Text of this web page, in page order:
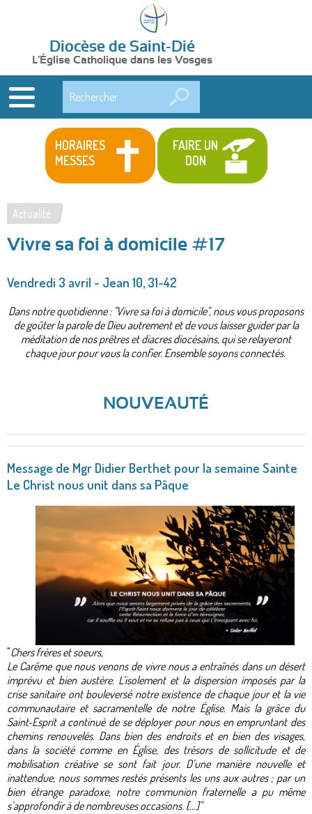
Diocèse de Saint-Dié
L'Église Catholique dans les Vosges
HORAIRES
MESSES
FAIRE UN
DON
Vous
êtes
ici
Actualité
Vivre sa foi à domicile #17
Vendredi 3 avril - Jean 10, 31-42
Dans notre quotidienne : "Vivre sa foi à domicile", nous vous proposons
de goûter la parole de Dieu autrement et de vous laisser guider par la
méditation de nos prêtres et diacres diocésains, qui se relayeront
chaque jour pour vous la confier. Ensemble soyons connectés.
NOUVEAUTÉ
Message de Mgr Didier Berthet pour la semaine Sainte
Le Christ nous unit dans sa Pâque
"Chers frères et soeurs,
Le Carême que nous venons de vivre nous a entraînés dans un désert
imprévu et bien austère. L’isolement et la dispersion imposés par la
crise sanitaire ont bouleversé notre existence de chaque jour et la vie
communautaire et sacramentelle de notre Église. Mais la grâce du
Saint-Esprit a continué de se déployer pour nous en empruntant des
chemins renouvelés. Dans bien des endroits et en bien des visages,
dans la société comme en Église, des trésors de sollicitude et de
mobilisation créative se sont fait jour. D’une manière nouvelle et
inattendue, nous sommes restés présents les uns aux autres ; par un
bien étrange paradoxe, notre communion fraternelle a pu même
s’approfondir à de nombreuses occasions. [...]"